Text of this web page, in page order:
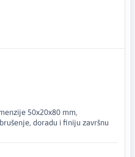
50x20x80 mm,
doradu i finiju završnu